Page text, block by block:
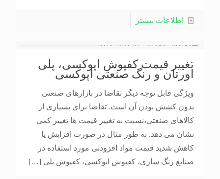
اطلاعات بیشتر
تغییر قیمت کفپوش اپوکسی، پلی
اورتان و رنگ صنعتی اپوکسی
ویژگی قابل توجه دیگر تقاضا در بازارهای صنعتی
بدون کشش بودن آن است. تقاضا برای بسیاری از
کالاهای صنعتی،نسبت به تغییر قیمت ها تغییر کمی
نشان می دهد. به طور مثال در صورت افزایش یا
کاهش شدید قیمت مواد افزودنی مورد استفاده در
صنایع رنگ سازی، کفپوش اپوکسی، کفپوش پلی […]